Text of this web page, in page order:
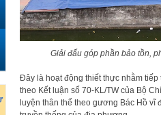
Giải đấu góp phần bảo tồn,
Đây là hoạt động thiết thực nhằm
theo Kết luận số 70-KL/TW của Bộ
luyện thân thể theo gương Bác Hồ vĩ